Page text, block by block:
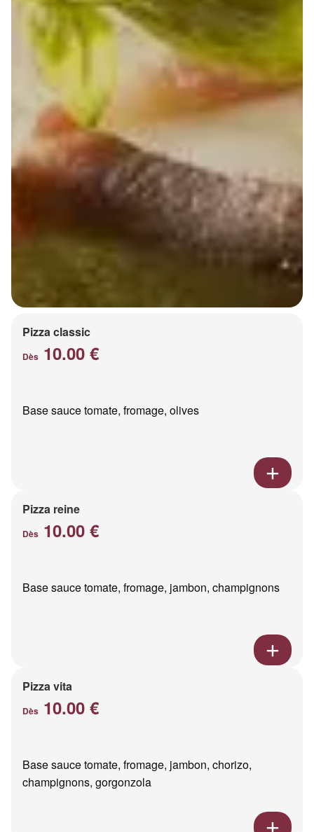
Pizza classic
Dès 10.00 €
Base sauce tomate, fromage, olives
Pizza reine
Dès 10.00 €
Base sauce tomate, fromage, jambon, champignons
Pizza vita
Dès 10.00 €
Base sauce tomate, fromage, jambon, chorizo,
champignons, gorgonzola